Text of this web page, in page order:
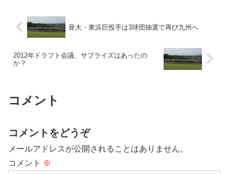
亜大・東浜巨投手は3球団抽選で再び九州へ
2012年ドラフト会議、サプライズはあったの
か？
コメント
コメントをどうぞ
メールアドレスが公開されることはありません。
コメント ※